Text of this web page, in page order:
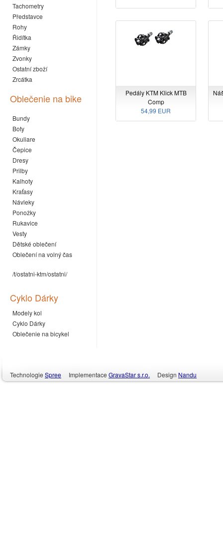
Tachometry
Představce
Rohy
Řidítka
Zámky
Zvonky
Ostatní zboží
Zrcátka
Oblečenie na bike
Bundy
Boty
Okuliare
Čepice
Dresy
Prilby
Kalhoty
Kraťasy
Návleky
Ponožky
Rukavice
Vesty
Dětské oblečení
Oblečení na volný čas
/t/ostatni-ktm/ostatni/
Cyklo Dárky
Modely kol
Cyklo Dárky
Oblečenie na bicykel
Pedály KTM Klick MTB
Comp
54,99 EUR
Technologie Spree Implementace GravaStar s.r.o. Design Nandu